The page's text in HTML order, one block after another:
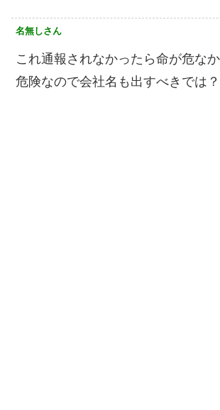
名無しさん
これ通報されなかったら命が危な
危険なので会社名も出すべきでは？